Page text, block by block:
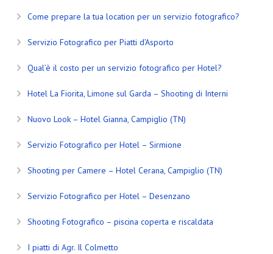
Come prepare la tua location per un servizio fotografico?
Servizio Fotografico per Piatti d’Asporto
Qual’è il costo per un servizio fotografico per Hotel?
Hotel La Fiorita, Limone sul Garda – Shooting di Interni
Nuovo Look – Hotel Gianna, Campiglio (TN)
Servizio Fotografico per Hotel – Sirmione
Shooting per Camere – Hotel Cerana, Campiglio (TN)
Servizio Fotografico per Hotel – Desenzano
Shooting Fotografico – piscina coperta e riscaldata
I piatti di Agr. Il Colmetto